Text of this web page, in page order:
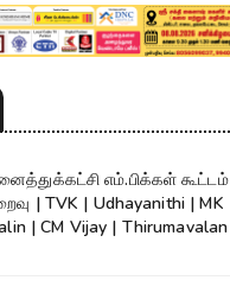
எம்.பிக்கள் கூட்டம்
| TVK | Udhayanithi | MK
| CM Vijay | Thirumavalan